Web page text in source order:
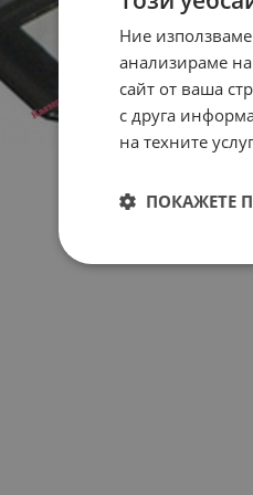
Ние
анализираме
сайт от ваша
с друга
на техните
ПОКАЖЕТЕ